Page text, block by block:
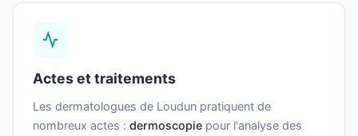
Actes et traitements
Les dermatologues de Loudun pratiquent de
nombreux actes : dermoscopie pour l'analyse des